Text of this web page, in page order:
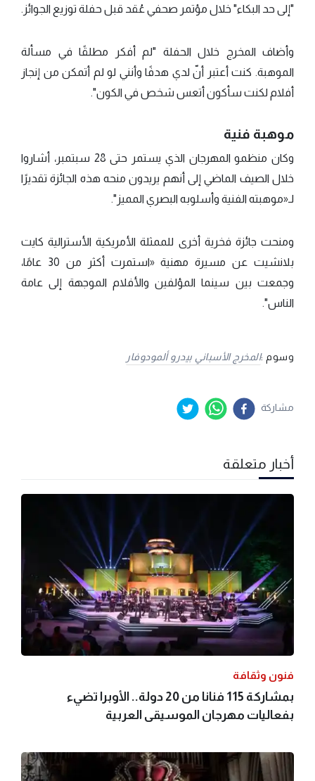
"إلى حد البكاء" خلال مؤتمر صحفي عُقد قبل حفلة توزيع الجوائز.
وأضاف المخرج خلال الحفلة "لم أفكر مطلقًا في مسألة
الموهبة. كنت أعتبر أنّ لدي هدفًا وأنني لو لم أتمكن من إنجاز
أفلام لكنت سأكون أتعس شخص في الكون".
موهبة فنية
وكان منظمو المهرجان الذي يستمر حتى 28 سبتمبر، أشاروا
خلال الصيف الماضي إلى أنهم يريدون منحه هذه الجائزة تقديرًا
لـ«موهبته الفنية وأسلوبه البصري المميز".
ومنحت جائزة فخرية أخرى للممثلة الأمريكية الأسترالية كايت
بلانشيت عن مسيرة مهنية «استمرت أكثر من 30 عامًا،
وجمعت بين سينما المؤلفين والأفلام الموجهة إلى عامة
الناس".
وسوم :المخرج الأسباني بيدرو ألمودوفار
مشاركة
أخبار متعلقة
فنون وثقافة
بمشاركة 115 فنانا من 20 دولة.. الأوبرا تضيء
بفعاليات مهرجان الموسيقى العربية